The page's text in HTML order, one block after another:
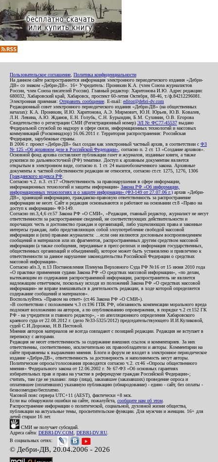
Пользовательское соглашение Политика конфиденциальности
На данном сайте распространяется информация электронного периодического издания «Дебри-
ДВ» со знаком «Дебри-ДВ». 16+ Учредитель: Пронякин К.А. (член Союза журналистов
России, член Союза писателей России). Главный редактор: Харитонова И.Ю. Адрес редакции:
680032, Хабаровский край, Хабаровск, проспект 60-летия Октября, 88-46, т./ф.84212296081.
Электронная приемная: Отправить сообщение . E-mail: editor@debri-dv.com
Редакционный совет электронного периодического издания «Дебри-ДВ» (на общественных
началах): К.А. Пронякин, И.Ю. Харитонова, А.Э. Мирмович, Ю.Н. Юрьев, Ю.В. Ковалев,
Л.Н. Левина, А.Ю. Жданов, Е.Н. Голубь, С.Н. Бурындин, Б.М. Сухинин, О.В. Егорова
Свидетельство о регистрации СМИ (Регистрационный номер) ЭЛ № ФС77-45537 выдано
Федеральной службой по надзору в сфере связи, информационных технологий и массовых
коммуникаций (Роскомнадзор) 16.06.2011 г. Территория распространения: Российская
Федерация, зарубежные страны.
В 2006 г. проект «Дебри-ДВ» был создан как электронный частный архив, в соответствии с ФЗ
№ 125 «Об архивном деле в Российской Федерации» , согласно п. 2 ст. 13 «Создание архивов».
Основной фонд архива составляют публикации газет и журналов, изданные книги, а также
рукописи по дальневосточной (РФ) тематике. Доступ к архивным документам является
открытым в электронном виде, согласно п. 1 ст. 24 вышеобозначенного закона. Архивные
документы к частной собственности редакции не относятся, согласно ст.ст. 1275, 1276, 1306
Гражданского кодекса РФ
Согласно ч.2. п.3. ст.17 «Ответственность за правонарушения в сфере информации,
информационных технологий и защиты информации» Закона РФ «Об информации,
информационных технологиях и о защите информации» (ФЗ-149 от 27.07.06 г.) архив «Дебри-
ДВ», хранящий информацию, гражданско-правовую ответственность за распространение
информации не несет. Сайт и редакция основываются и работают на основании ст.8 «Право на
доступ к информации» ФЗ-149.
Согласно пп.3,4,6 ст.57 Закона РФ «О СМИ», «Редакция, главный редактор, журналист не несут
ответственности за распространение сведений, не соответствующих действительности и
порочащих честь и достоинство граждан и организаций, либо ущемляющих права и законные
интересы граждан, либо представляющих собой злоупотребление свободой массовой
информации и (или) правами журналиста: ...если они являются дословным воспроизведением
сообщений и материалов или их фрагментов, распространенных другим средством массовой
информации (а также сообщения, переданные в пресс-релизах и информация государственных,
общественных организаций и объединений), которое может быть установлено и привлечено к
ответственности за данное нарушение законодательства Российской Федерации о средствах
массовой информации».
Согласно абз.3, п.13 Постановления Пленума Верховного Суда РФ №16 от 15 июня 2010 года
«О практике применения судами Закона РФ «О средствах массовой информации», «по делам,
вытекающим из содержания распространенной информации, распространитель не является
надлежащим ответчиком, поскольку исходя из положений Закона РФ «О средствах массовой
информации» не вправе вмешиваться в деятельность редакции, в ходе которой определяется
содержание сообщений и материалов».
Воспользуйтесь «Правом на ответ» (ст.46 Закона РФ «О СМИ»).
«В соответствии с положением ч.3 ст.196 ГПК РФ, обязанность компенсации морального вреда
подлежит возложению на авторов, а по опубликованию опровержения, в порядке ч.2 ст.152 ГК
РФ - на учредителя и главного редактор», - из апелляционного определения Хабаровского
краевого суда от 22.08.2012 г. (дело №33-5325/2012) председательствующего И.И.Куликовой,
судей С.И.Дорожко, Н.В.Пестовой.
Мнения авторов материалов не всегда совпадают с позицией редакции. Редакция не вступает в
переписку с авторами.
Редакция не несет ответственность за содержание внешних ссылок и комментариев. За них
ответственны, соответственно, исключительно их правообладатели и авторы. Комментарии на
сайте приравнены к выражению мнения. Блоги и форум не входят в электронное периодическое
издание «Дебри-ДВ», ответственность за достоверность и наполняемость несут авторы.
Политические опросы/голосования проводятся согласно ч.2. ст.46 «Опросы общественного
мнения» Федерального закона от 12.06.2002 г. № 67-ФЗ «Об основных гарантиях
избирательных прав и права на участие в референдуме граждан Российской Федерации»;
считать, там где не указано: лицо (лица), заказавшее (заказавших) проведение опроса и
оплатившее (оплативших) указанную публикацию (обнародование) - едино - сайт, без оплаты -
безвозмездно/бесплатно.
Часовой пояс сервера UTC+11 (AEST), фактически +8 мск.
Если вы обнаружили ошибки на сайте, пожалуйста, сообщите нам об этом
Распространение информации о политической, социальной, духовной жизни общества,
публикации на актуальные темы, просветительские функции. Для мужчин и женщин. 16+ для
детей старше 16 лет.
СМИ не получает субсидий.
Адреса сайта: DEBRI-DV.COM DEBRI-DV.RU
В социальных сетях:
© Дебри-ДВ, 20.04.2006 - 2026